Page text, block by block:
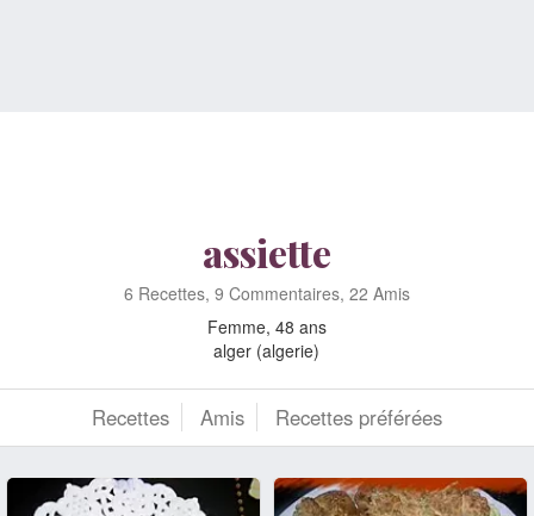
assiette
6 Recettes, 9 Commentaires, 22 Amis
Femme, 48 ans
alger (algerie)
Recettes Amis Recettes préférées